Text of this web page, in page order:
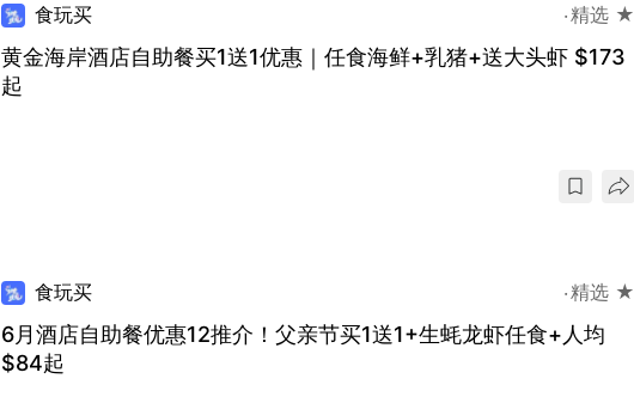
食玩买 精选 ★
黄金海岸酒店自助餐买1送1优惠｜任食海鲜+乳猪+送大头虾 $173
起
食玩买 精选 ★
6月酒店自助餐优惠12推介！父亲节买1送1+生蚝龙虾任食+人均
$84起